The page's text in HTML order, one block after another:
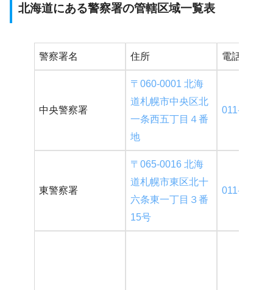
北海道にある警察署の管轄区域一覧表
警察署名 住所 電話番号
中央警察署
〒060-0001 北海
道札幌市中央区北
一条西五丁目４番
地
011-242-
東警察署
〒065-0016 北海
道札幌市東区北十
六条東一丁目３番
15号
011-704-